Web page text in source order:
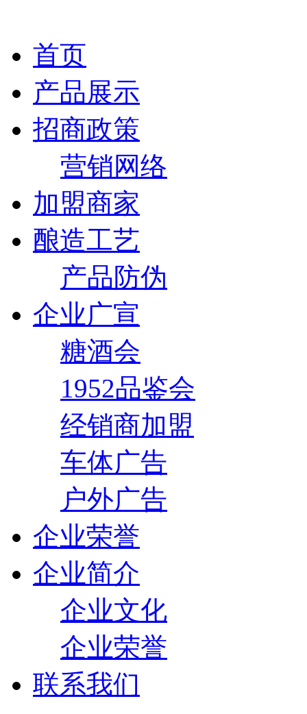
首页
产品展示
招商政策
营销网络
加盟商家
酿造工艺
产品防伪
企业广宣
糖酒会
1952品鉴会
经销商加盟
车体广告
户外广告
企业荣誉
企业简介
企业文化
企业荣誉
联系我们